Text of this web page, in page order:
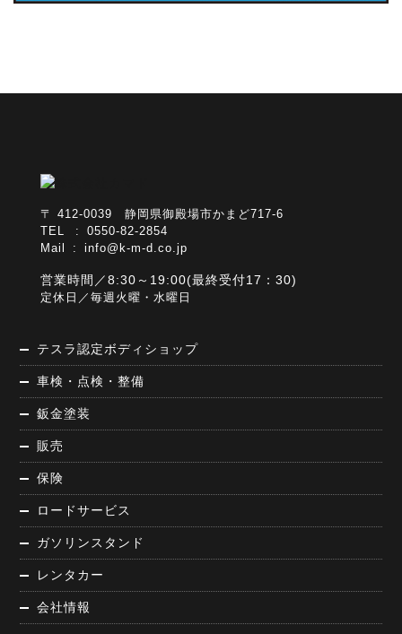
〒 412-0039 静岡県御殿場市かまど717-6
TEL : 0550-82-2854
Mail : info@k-m-d.co.jp
営業時間／8:30～19:00(最終受付17：30)
定休日／毎週火曜・水曜日
テスラ認定ボディショップ
車検・点検・整備
鈑金塗装
販売
保険
ロードサービス
ガソリンスタンド
レンタカー
会社情報